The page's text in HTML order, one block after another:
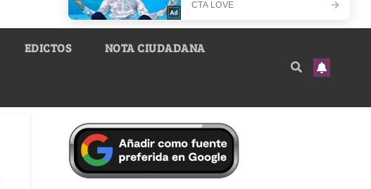
EDICTOS NOTA CIUDADANA